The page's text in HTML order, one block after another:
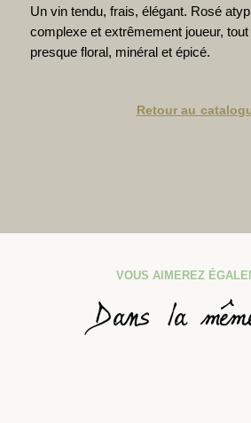
Un vin tendu, frais, élégant. Rosé
complexe et extrêmement joueur,
presque floral, minéral et épicé.
Retour au
VOUS AIMEREZ
Dans la